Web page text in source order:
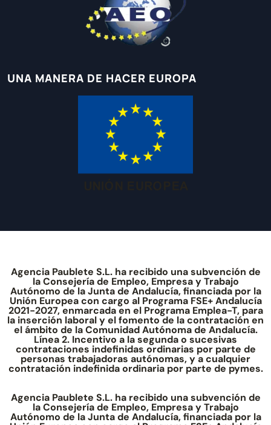
UNA MANERA DE HACER EUROPA
Agencia Paublete S.L. ha recibido una subvención de
la Consejería de Empleo, Empresa y Trabajo
Autónomo de la Junta de Andalucía, financiada por la
Unión Europea con cargo al Programa FSE+ Andalucía
2021-2027, enmarcada en el Programa Emplea-T, para
la inserción laboral y el fomento de la contratación en
el ámbito de la Comunidad Autónoma de Andalucía.
Línea 2. Incentivo a la segunda o sucesivas
contrataciones indefinidas ordinarias por parte de
personas trabajadoras autónomas, y a cualquier
contratación indefinida ordinaria por parte de pymes.
Agencia Paublete S.L. ha recibido una subvención de
la Consejería de Empleo, Empresa y Trabajo
Autónomo de la Junta de Andalucía, financiada por la